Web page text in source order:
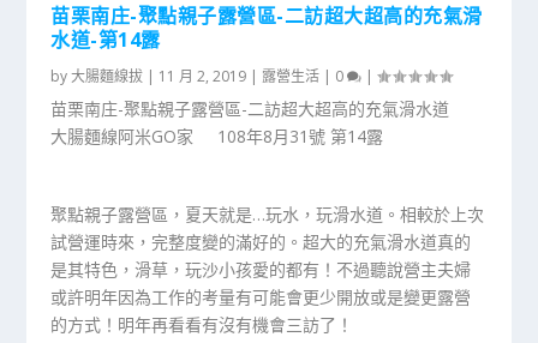
苗栗南庄-聚點親子露營區-二訪超大超高的充氣滑
水道-第14露
by大腸麵線拔 | 11 月 2, 2019 | 露營生活 | 0 |
苗栗南庄-聚點親子露營區-二訪超大超高的充氣滑水道
大腸麵線阿米GO家 108年8月31號 第14露
聚點親子露營區，夏天就是…玩水，玩滑水道。相較於上次
試營運時來，完整度變的滿好的。超大的充氣滑水道真的
是其特色，滑草，玩沙小孩愛的都有！不過聽說營主夫婦
或許明年因為工作的考量有可能會更少開放或是變更露營
的方式！明年再看看有沒有機會三訪了！